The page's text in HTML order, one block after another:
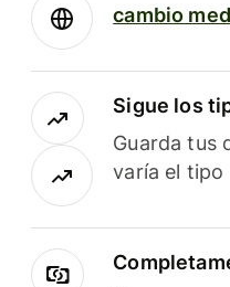
cambio
Sigue los
Guarda tus
varía el tipo